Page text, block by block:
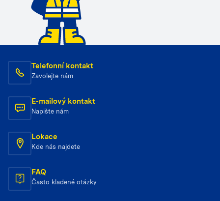
Telefonní kontakt
Zavolejte nám
E-mailový kontakt
Napište nám
Lokace
Kde nás najdete
FAQ
Často kladené otázky